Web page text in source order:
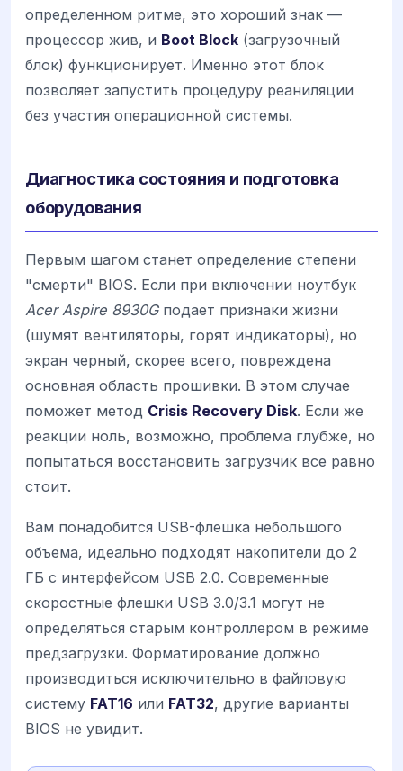
определенном ритме, это хороший знак —
процессор жив, и Boot Block (загрузочный
блок) функционирует. Именно этот блок
позволяет запустить процедуру реаниляции
без участия операционной системы.
Диагностика состояния и подготовка
оборудования
Первым шагом станет определение степени
"смерти" BIOS. Если при включении ноутбук
Acer Aspire 8930Gподает признаки жизни
(шумят вентиляторы, горят индикаторы), но
экран черный, скорее всего, повреждена
основная область прошивки. В этом случае
поможет метод Crisis Recovery Disk. Если же
реакции ноль, возможно, проблема глубже, но
попытаться восстановить загрузчик все равно
стоит.
Вам понадобится USB-флешка небольшого
объема, идеально подходят накопители до 2
ГБ с интерфейсом USB 2.0. Современные
скоростные флешки USB 3.0/3.1 могут не
определяться старым контроллером в режиме
предзагрузки. Форматирование должно
производиться исключительно в файловую
систему FAT16 или FAT32, другие варианты
BIOS не увидит.